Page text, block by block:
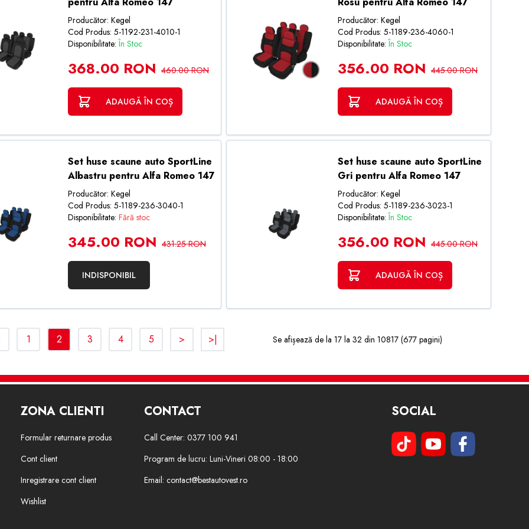
Producător: Kegel
Cod Produs: 5-1192-231-4010-1
Disponibilitate:În Stoc
368.00 RON 460.00 RON
ADAUGĂ ÎN COȘ
Producător: Kegel
Cod Produs: 5-1189-236-4060-1
Disponibilitate:În Stoc
356.00 RON 445.00 RON
ADAUGĂ ÎN COȘ
Set huse scaune auto SportLine
Albastru pentru Alfa Romeo 147
Producător: Kegel
Cod Produs: 5-1189-236-3040-1
Disponibilitate: Fără stoc
345.00 RON 431.25 RON
INDISPONIBIL
Set huse scaune auto SportLine
Gri pentru Alfa Romeo 147
Producător: Kegel
Cod Produs: 5-1189-236-3023-1
Disponibilitate:În Stoc
356.00 RON 445.00 RON
ADAUGĂ ÎN COȘ
1 2 3 4 5 > >| Se afișează de la 17 la 32 din 10817 (677 pagini)
ZONA CLIENTI
Formular returnare produs
Cont client
Inregistrare cont client
Wishlist
CONTACT
Call Center: 0377 100 941
Program de lucru: Luni-Vineri 08:00 - 18:00
Email: contact@bestautovest.ro
SOCIAL